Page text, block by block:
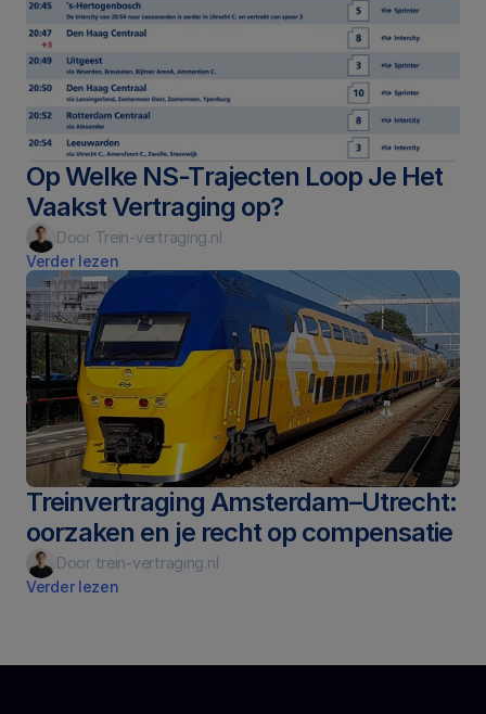
Op Welke NS-Trajecten Loop Je Het
Vaakst Vertraging op?
Door Trein-vertraging.nl
Verder lezen
Treinvertraging Amsterdam–Utrecht:
oorzaken en je recht op compensatie
Door trein-vertraging.nl
Verder lezen